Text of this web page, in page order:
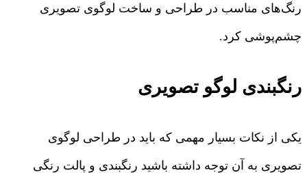
رنگ‌های مناسب در طراحی و ساخت لوگوی تصویری
چشم‌پوشی کرد.
رنگبندی لوگو تصویری
یکی از نکات بسیار مهمی که باید در طراحی لوگوی
تصویری به آن توجه داشته باشید رنگبندی و پالت رنگی